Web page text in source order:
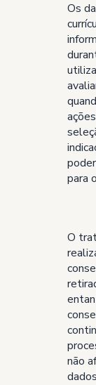
Os
para
O
não